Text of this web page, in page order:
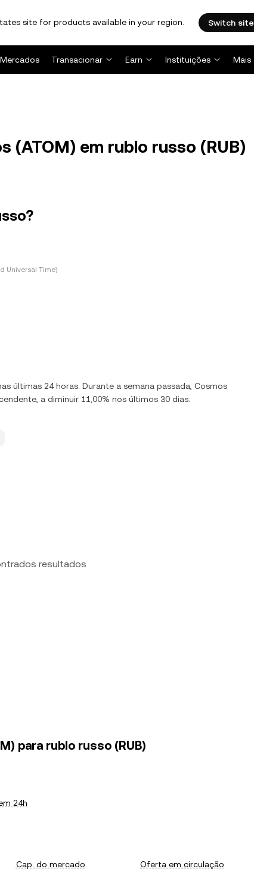
site for products available in your region. Switch site
Mercados Transacionar Earn Instituições Mais
(ATOM) em rublo russo (RUB)
Universal Time)
últimas 24 horas. Durante a semana passada, Cosmos
a diminuir 11,00% nos últimos 30 dias.
resultados
para rublo russo (RUB)
24h
Cap. do mercado
Oferta em circulação